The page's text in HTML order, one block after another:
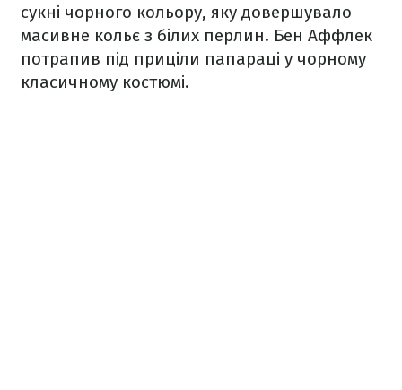
сукні чорного кольору, яку довершувало
масивне кольє з білих перлин. Бен Аффлек
потрапив під приціли папараці у чорному
класичному костюмі.